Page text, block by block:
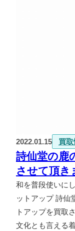
2022.01.15 買
詩仙堂の鹿
させて頂き
和を普段使いに
ットアップ 詩仙
トアップを買取
文化とも言える